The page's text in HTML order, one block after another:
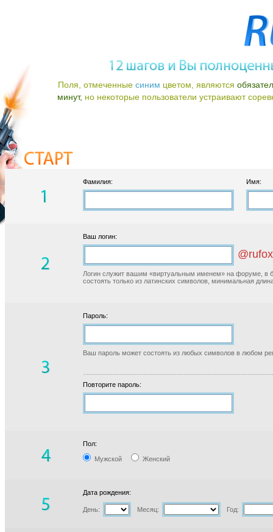
Поля, отмеченные синим цветом, являются
минут, но некоторые пользователи устраивают
Фамилия: Имя:
Ваш логин:
Логин служит вашим «виртуальным именем» на форуме, в
состоять только из латинских символов, минимальная
Пароль:
Ваш пароль может состоять из любых символов в любом
Повторите пароль:
Пол:
Мужской Женский
Дата рождения:
День: Месяц: Год: